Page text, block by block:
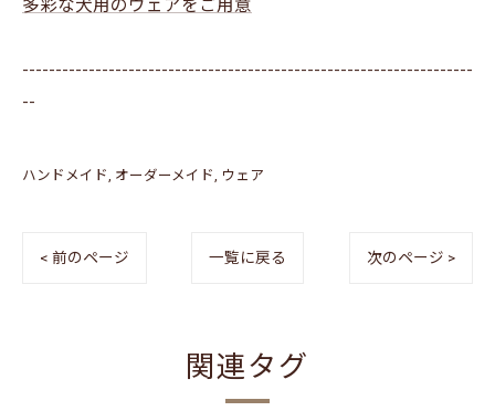
多彩な犬用のウェアをご用意
--------------------------------------------------------------------
--
ハンドメイド オーダーメイド ウェア
< 前のページ 一覧に戻る 次のページ >
関連タグ